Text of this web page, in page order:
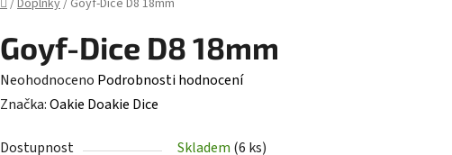
/Doplňky/ Goyf-Dice D8 18mm
Goyf-Dice D8 18mm
Průměrné
hodnocení
Neohodnoceno Podrobnosti hodnocení
Značka:Oakie Doakie Dice
Dostupnost Skladem (6 ks)